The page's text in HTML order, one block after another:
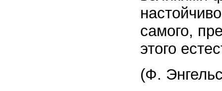
самого,
этого
(Ф.